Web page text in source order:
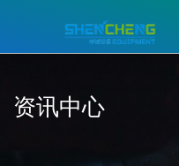
资讯中心